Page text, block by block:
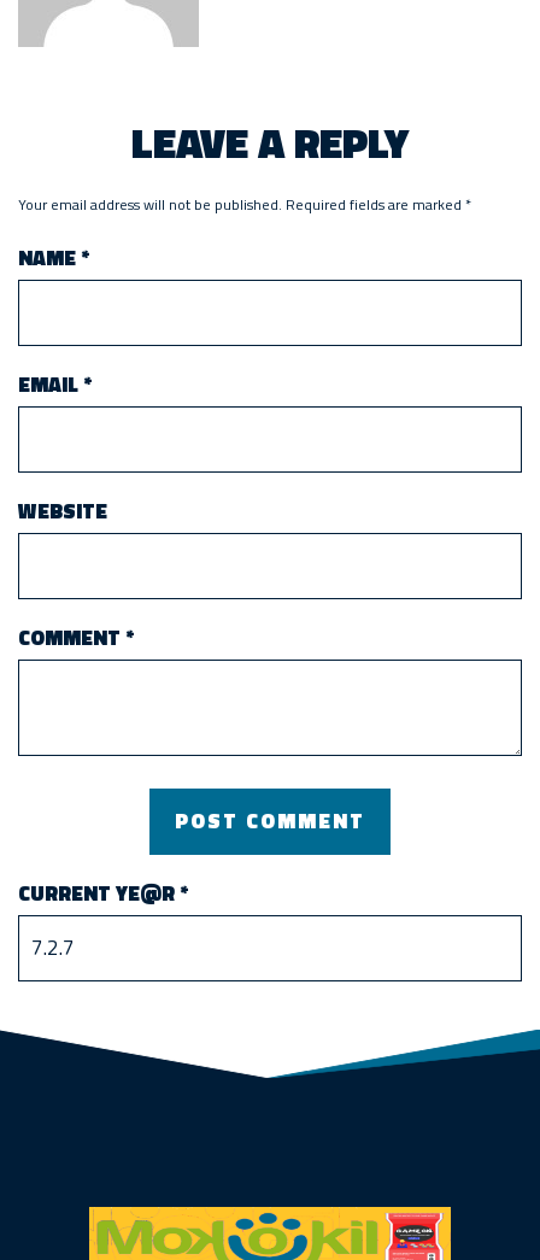
LEAVE A REPLY
Your email address will not be published. Required fields are marked *
NAME*
EMAIL*
WEBSITE
COMMENT *
CURRENT YE@R*